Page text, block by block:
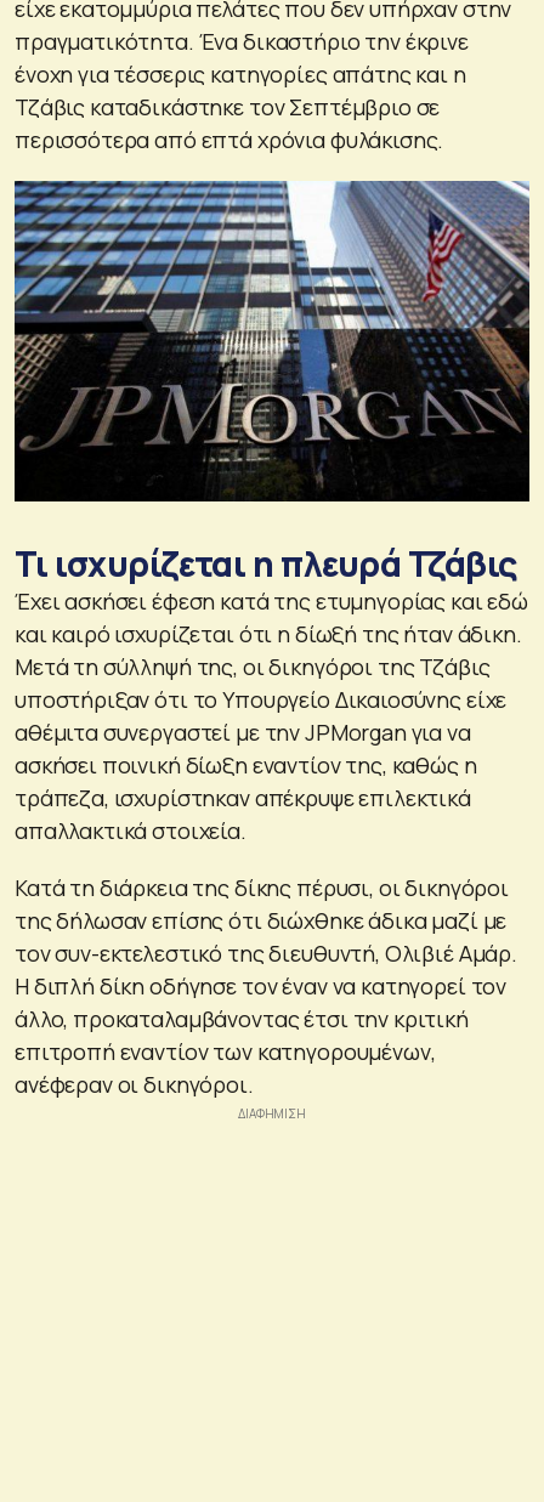
είχε εκατομμύρια πελάτες που δεν υπήρχαν στην
πραγματικότητα. Ένα δικαστήριο την έκρινε
ένοχη για τέσσερις κατηγορίες απάτης και η
Τζάβις καταδικάστηκε τον Σεπτέμβριο σε
περισσότερα από επτά χρόνια φυλάκισης.
Τι ισχυρίζεται η πλευρά Τζάβις
Έχει ασκήσει έφεση κατά της ετυμηγορίας και εδώ
και καιρό ισχυρίζεται ότι η δίωξή της ήταν άδικη.
Μετά τη σύλληψή της, οι δικηγόροι της Τζάβις
υποστήριξαν ότι το Υπουργείο Δικαιοσύνης είχε
αθέμιτα συνεργαστεί με την JPMorgan για να
ασκήσει ποινική δίωξη εναντίον της, καθώς η
τράπεζα, ισχυρίστηκαν απέκρυψε επιλεκτικά
απαλλακτικά στοιχεία.
Κατά τη διάρκεια της δίκης πέρυσι, οι δικηγόροι
της δήλωσαν επίσης ότι διώχθηκε άδικα μαζί με
τον συν-εκτελεστικό της διευθυντή, Ολιβιέ Αμάρ.
Η διπλή δίκη οδήγησε τον έναν να κατηγορεί τον
άλλο, προκαταλαμβάνοντας έτσι την κριτική
επιτροπή εναντίον των κατηγορουμένων,
ανέφεραν οι δικηγόροι.